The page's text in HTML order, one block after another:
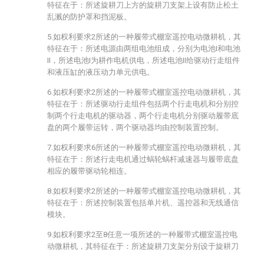
特征在于：所述旋耕刀上方的旋耕刀支架上设有防止松土
乱溅的防护罩和挡泥板。
5.如权利要求2所述的一种履带式棚室遥控电动微耕机，其
特征在于：所述电源由两组电池组成，分别为电池I和电池
II，所述电池I为耕作电机供电，所述电池II给驱动行走组件
和液压缸的液压动力单元供电。
6.如权利要求2所述的一种履带式棚室遥控电动微耕机，其
特征在于：所述驱动行走组件包括两个行走电机和分别控
制两个行走电机的驱动器，两个行走电机分别驱动履带底
盘的两个履带运转，两个驱动器均由控制装置控制。
7.如权利要求6所述的一种履带式棚室遥控电动微耕机，其
特征在于：所述行走电机通过蜗轮蜗杆减速器与履带底盘
相应的履带驱动轮相连。
8.如权利要求2所述的一种履带式棚室遥控电动微耕机，其
特征在于：所述控制装置包括单片机、遥控器和无线通信
模块。
9.如权利要求2至8任意一项所述的一种履带式棚室遥控电
动微耕机，其特征在于：所述旋耕刀支架分别设于旋耕刀